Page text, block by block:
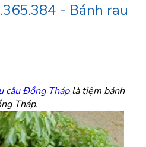
- Bánh rau
câu Đồng Tháplà tiệm bánh
Tháp.